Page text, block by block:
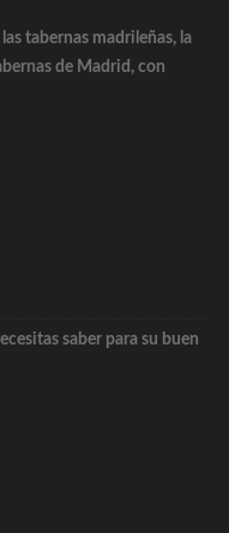
tabernas madrileñas, la
de Madrid, con
saber para su buen